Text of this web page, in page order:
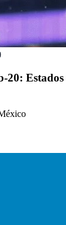
Estados